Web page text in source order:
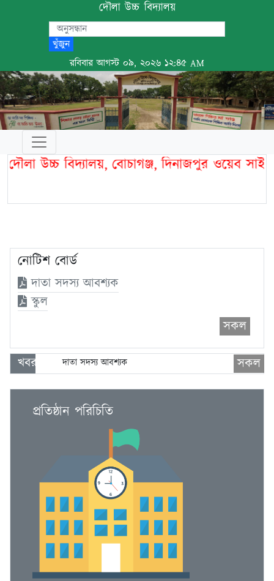
দৌলা উচ্চ বিদ্যালয়
খুঁজুন
রবিবার আগস্ট ০৯, ২০২৬ ১২:৪৫ AM
উচ্চ বিদ্যালয়, বোচাগঞ্জ, দিনাজপুর ওয়েব
নোটিশ বোর্ড
দাতা সদস্য আবশ্যক
স্কুল
সকল
খবর দাতা সদস্য আবশ্যক
স্কুল
সকল
প্রতিষ্ঠান পরিচিতি